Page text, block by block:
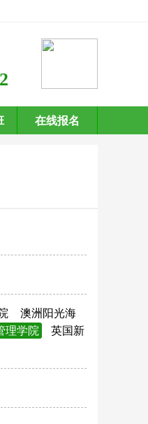
在线报名
澳洲阳光海
理学院
英国新